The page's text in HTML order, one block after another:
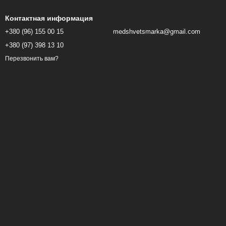
Контактная информация
+380 (96) 155 00 15
+380 (97) 398 13 10
Перезвонить вам?
medshvetsmarka@gmail.com